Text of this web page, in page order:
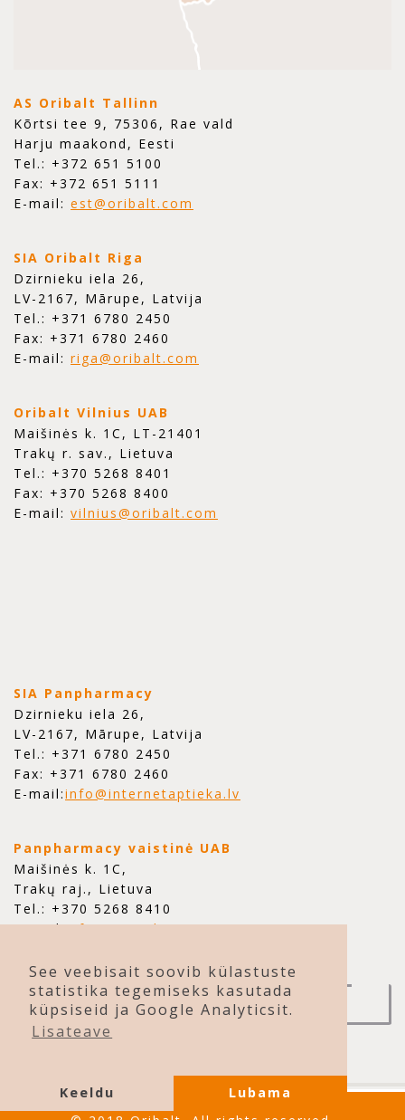
See veebisait soovib külastuste
statistika tegemiseks kasutada
küpsiseid ja Google Analyticsit.
Lisateave
Keeldu Lubama
AS Oribalt Tallinn
Kõrtsi tee 9, 75306, Rae vald
Harju maakond, Eesti
Tel.: +372 651 5100
Fax: +372 651 5111
E-mail: est@oribalt.com
SIA Oribalt Riga
Dzirnieku iela 26,
LV-2167, Mārupe, Latvija
Tel.: +371 6780 2450
Fax: +371 6780 2460
E-mail: riga@oribalt.com
Oribalt Vilnius UAB
Maišinės k. 1C, LT-21401
Trakų r. sav., Lietuva
Tel.: +370 5268 8401
Fax: +370 5268 8400
E-mail: vilnius@oribalt.com
SIA Panpharmacy
Dzirnieku iela 26,
LV-2167, Mārupe, Latvija
Tel.: +371 6780 2450
Fax: +371 6780 2460
E-mail:info@internetaptieka.lv
Panpharmacy vaistinė UAB
Maišinės k. 1C,
Trakų raj., Lietuva
Tel.: +370 5268 8410
E-mail:info@ivaist.lt
VÕTA MEIEGA ÜHENDUST